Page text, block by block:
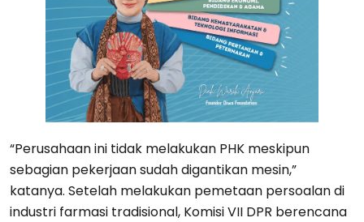
“Perusahaan ini tidak melakukan PHK meskipun
sebagian pekerjaan sudah digantikan mesin,”
katanya. Setelah melakukan pemetaan persoalan di
industri farmasi tradisional, Komisi VII DPR berencana